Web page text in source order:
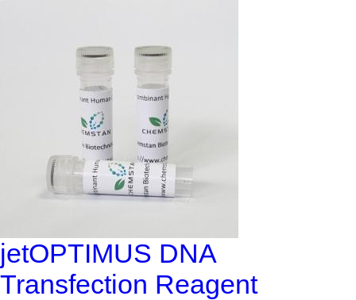
jetOPTIMUS DNA
Transfection Reagent